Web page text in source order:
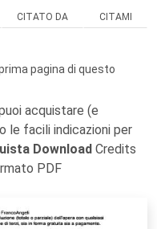
CITATO DA CITAMI
pagina di questo
acquistare (e
le facili indicazioni per
Download Credits
PDF